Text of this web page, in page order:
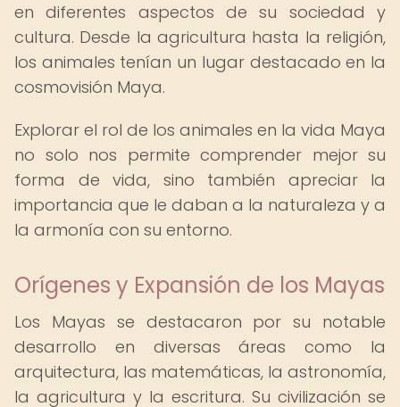
en diferentes aspectos de su sociedad y
cultura. Desde la agricultura hasta la religión,
los animales tenían un lugar destacado en la
cosmovisión Maya.
Explorar el rol de los animales en la vida Maya
no solo nos permite comprender mejor su
forma de vida, sino también apreciar la
importancia que le daban a la naturaleza y a
la armonía con su entorno.
Orígenes y Expansión de los Mayas
Los Mayas se destacaron por su notable
desarrollo en diversas áreas como la
arquitectura, las matemáticas, la astronomía,
la agricultura y la escritura. Su civilización se